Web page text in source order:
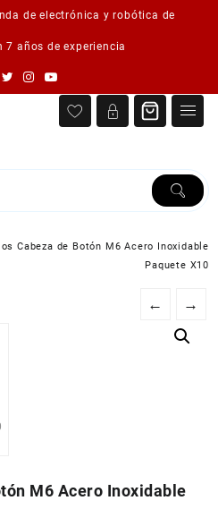
de electrónica y robótica de
7 años de experiencia
Cabeza de Botón M6 Acero Inoxidable
Paquete X10
← →
M6 Acero Inoxidable